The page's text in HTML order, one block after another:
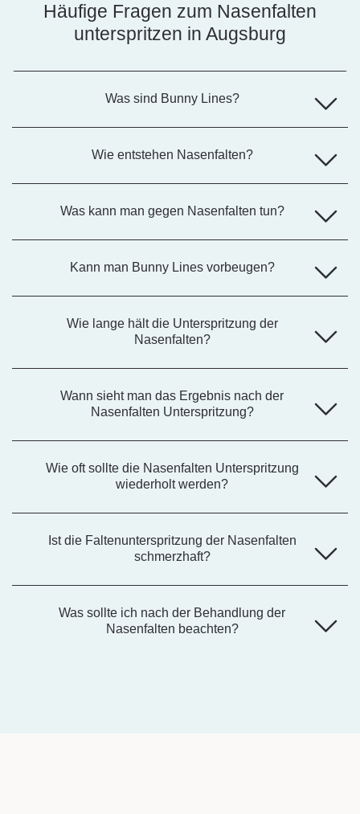
Häufige Fragen zum Nasenfalten
unterspritzen in Augsburg
Was sind Bunny Lines?
Wie entstehen Nasenfalten?
Was kann man gegen Nasenfalten tun?
Kann man Bunny Lines vorbeugen?
Wie lange hält die Unterspritzung der
Nasenfalten?
Wann sieht man das Ergebnis nach der
Nasenfalten Unterspritzung?
Wie oft sollte die Nasenfalten Unterspritzung
wiederholt werden?
Ist die Faltenunterspritzung der Nasenfalten
schmerzhaft?
Was sollte ich nach der Behandlung der
Nasenfalten beachten?